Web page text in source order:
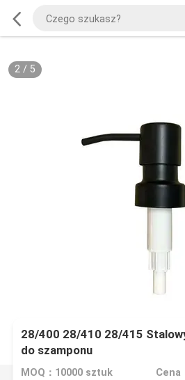
2/ 5
28/400 28/410 28/415
do szamponu
MOQ：10000 sztuk Cena